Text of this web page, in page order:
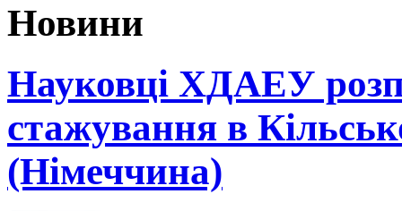
Новини
Науковці ХДАЕУ
стажування в
(Німеччина)